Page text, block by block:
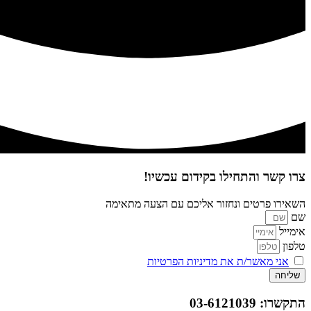
צרו קשר והתחילו בקידום עכשיו!
השאירו פרטים ונחזור אליכם עם הצעה מתאימה
שם
אימייל
טלפון
אני מאשר/ת את מדיניות הפרטיות
שליחה
התקשרו: 03-6121039